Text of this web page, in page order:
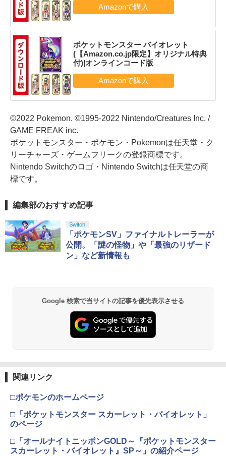
ポケットモンスター バイオレット
(【Amazon.co.jp限定】オリジナル特典
付)|オンラインコード版
©2022 Pokemon. ©1995-2022 Nintendo/Creatures Inc. /
GAME FREAK inc.
ポケットモンスター・ポケモン・Pokemonは任天堂・ク
リーチャーズ・ゲームフリークの登録商標です。
Nintendo Switchのロゴ・Nintendo Switchは任天堂の商
標です。
編集部のおすすめ記事
Switch
「ポケモンSV」ファイナルトレーラーが
公開。「謎の怪物」や「最強のリザード
ン」など新情報も
Google 検索で当サイトの記事を優先表示させる
関連リンク
□ポケモンのホームページ
□「ポケットモンスター スカーレット・バイオレット」
のページ
□「オールナイトニッポンGOLD～『ポケットモンスター
スカーレット・バイオレット』SP～」の紹介ページ